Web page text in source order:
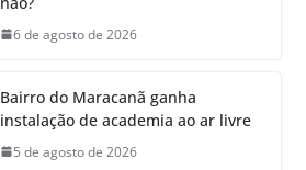
6 de agosto de 2026
Bairro do Maracanã ganha
instalação de academia ao ar livre
5 de agosto de 2026